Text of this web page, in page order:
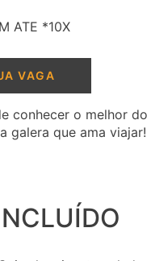
ATE *10X
VAGA
conhecer o melhor do
galera que ama viajar!